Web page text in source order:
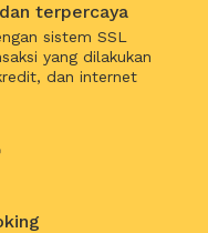
terpercaya
sistem SSL
yang dilakukan
dan internet